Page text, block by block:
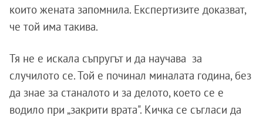
които жената запомнила. Експертизите доказват,
че той има такива.
Тя не е искала съпругът и да научава за
случилото се. Той е починал миналата година, без
да знае за станалото и за делото, което се е
водило при „закрити врата". Кичка се съгласи да